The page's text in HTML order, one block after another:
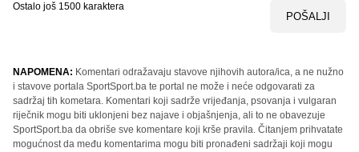
Ostalo još 1500 karaktera
POŠALJI
NAPOMENA: Komentari odražavaju stavove njihovih autora/ica, a ne nužno
i stavove portala SportSport.ba te portal ne može i neće odgovarati za
sadržaj tih kometara. Komentari koji sadrže vrijeđanja, psovanja i vulgaran
riječnik mogu biti uklonjeni bez najave i objašnjenja, ali to ne obavezuje
SportSport.ba da obriše sve komentare koji krše pravila. Čitanjem prihvatate
mogućnost da među komentarima mogu biti pronađeni sadržaji koji mogu